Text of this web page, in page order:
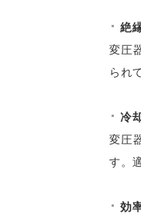
絶
変圧
られ
冷
変圧
す。
効